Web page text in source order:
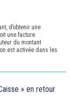
d’obtenir une
une facture
du montant
est activée dans les
» en retour